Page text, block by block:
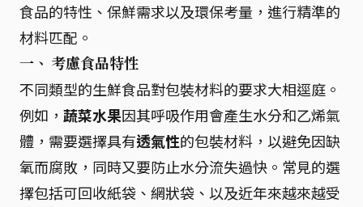
食品的特性、保鮮需求以及環保考量，進行精準的
材料匹配。
一、 考慮食品特性
不同類型的生鮮食品對包裝材料的要求大相逕庭。
例如， 蔬菜水果因其呼吸作用會產生水分和乙烯氣
體，需要選擇具有透氣性的包裝材料，以避免因缺
氧而腐敗，同時又要防止水分流失過快。常見的選
擇包括可回收紙袋、網狀袋、以及近年來越來越受